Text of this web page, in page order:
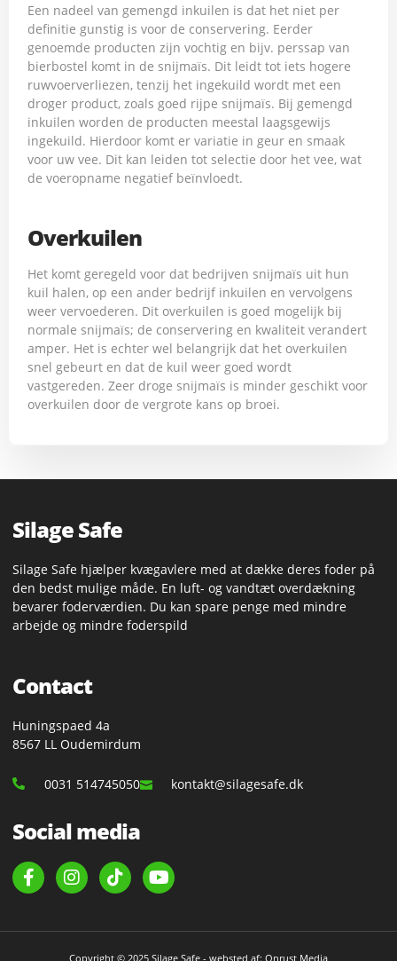
Een nadeel van gemengd inkuilen is dat het niet per
definitie gunstig is voor de conservering. Eerder
genoemde producten zijn vochtig en bijv. perssap van
bierbostel komt in de snijmaïs. Dit leidt tot iets hogere
ruwvoerverliezen, tenzij het ingekuild wordt met een
droger product, zoals goed rijpe snijmaïs. Bij gemengd
inkuilen worden de producten meestal laagsgewijs
ingekuild. Hierdoor komt er variatie in geur en smaak
voor uw vee. Dit kan leiden tot selectie door het vee, wat
de voeropname negatief beïnvloedt.
Overkuilen
Het komt geregeld voor dat bedrijven snijmaïs uit hun
kuil halen, op een ander bedrijf inkuilen en vervolgens
weer vervoederen. Dit overkuilen is goed mogelijk bij
normale snijmaïs; de conservering en kwaliteit verandert
amper. Het is echter wel belangrijk dat het overkuilen
snel gebeurt en dat de kuil weer goed wordt
vastgereden. Zeer droge snijmaïs is minder geschikt voor
overkuilen door de vergrote kans op broei.
Silage Safe
Silage Safe hjælper kvægavlere med at dække deres foder på
den bedst mulige måde. En luft- og vandtæt overdækning
bevarer foderværdien. Du kan spare penge med mindre
arbejde og mindre foderspild
Contact
Huningspaed 4a
8567 LL Oudemirdum
0031 514745050 kontakt@silagesafe.dk
Social media
Copyright © 2025 Silage Safe - websted af: Onrust Media